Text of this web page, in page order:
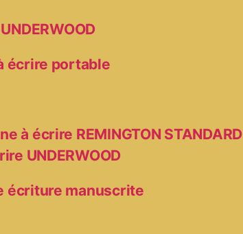
écrire portable
à écrire REMINGTON STANDARD
UNDERWOOD
écriture manuscrite